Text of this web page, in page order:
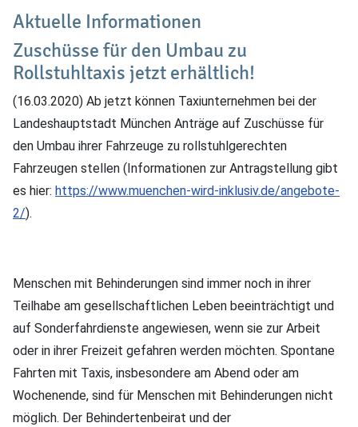
Aktuelle Informationen
Zuschüsse für den Umbau zu
Rollstuhltaxis jetzt erhältlich!
(16.03.2020) Ab jetzt können Taxiunternehmen bei der
Landeshauptstadt München Anträge auf Zuschüsse für
den Umbau ihrer Fahrzeuge zu rollstuhlgerechten
Fahrzeugen stellen (Informationen zur Antragstellung gibt
es hier: https://www.muenchen-wird-inklusiv.de/angebote-
2/).
Menschen mit Behinderungen sind immer noch in ihrer
Teilhabe am gesellschaftlichen Leben beeinträchtigt und
auf Sonderfahrdienste angewiesen, wenn sie zur Arbeit
oder in ihrer Freizeit gefahren werden möchten. Spontane
Fahrten mit Taxis, insbesondere am Abend oder am
Wochenende, sind für Menschen mit Behinderungen nicht
möglich. Der Behindertenbeirat und der